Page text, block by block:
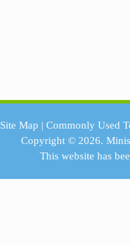
Site Map | Commonly Used
Copyright © 2026.
This website has